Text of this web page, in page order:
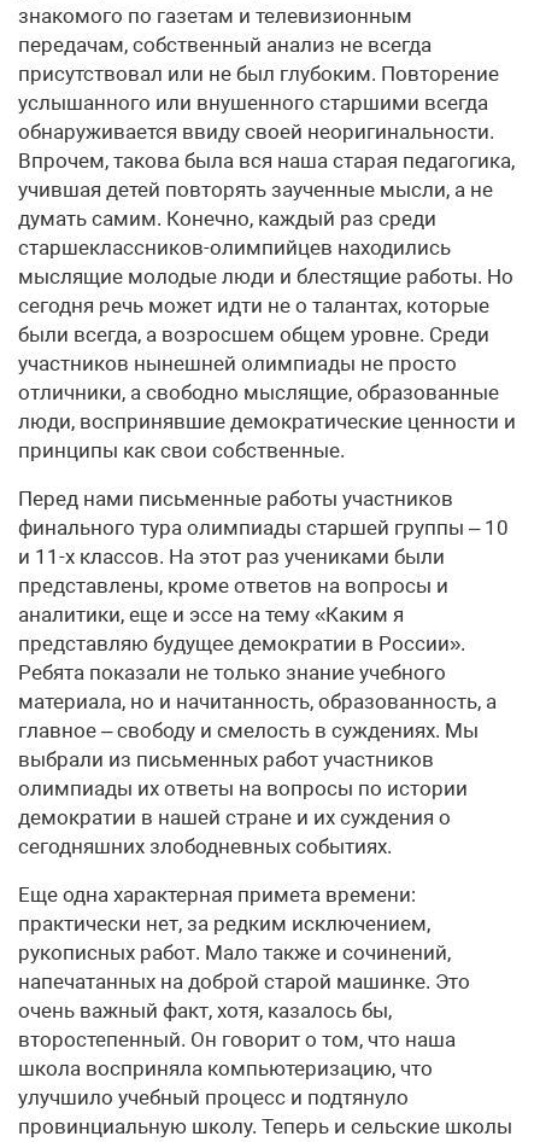
знакомого по газетам и телевизионным
передачам, собственный анализ не всегда
присутствовал или не был глубоким. Повторение
услышанного или внушенного старшими всегда
обнаруживается ввиду своей неоригинальности.
Впрочем, такова была вся наша старая педагогика,
учившая детей повторять заученные мысли, а не
думать самим. Конечно, каждый раз среди
старшеклассников-олимпийцев находились
мыслящие молодые люди и блестящие работы. Но
сегодня речь может идти не о талантах, которые
были всегда, а возросшем общем уровне. Среди
участников нынешней олимпиады не просто
отличники, а свободно мыслящие, образованные
люди, воспринявшие демократические ценности и
принципы как свои собственные.
Перед нами письменные работы участников
финального тура олимпиады старшей группы – 10
и 11-х классов. На этот раз учениками были
представлены, кроме ответов на вопросы и
аналитики, еще и эссе на тему «Каким я
представляю будущее демократии в России».
Ребята показали не только знание учебного
материала, но и начитанность, образованность, а
главное – свободу и смелость в суждениях. Мы
выбрали из письменных работ участников
олимпиады их ответы на вопросы по истории
демократии в нашей стране и их суждения о
сегодняшних злободневных событиях.
Еще одна характерная примета времени:
практически нет, за редким исключением,
рукописных работ. Мало также и сочинений,
напечатанных на доброй старой машинке. Это
очень важный факт, хотя, казалось бы,
второстепенный. Он говорит о том, что наша
школа восприняла компьютеризацию, что
улучшило учебный процесс и подтянуло
провинциальную школу. Теперь и сельские школы